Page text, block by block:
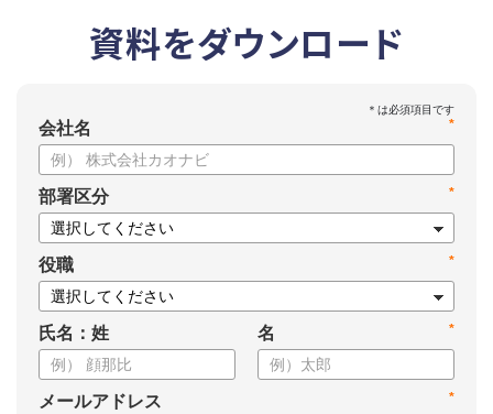
資料をダウンロード
*
会社名
*
部署区分
*
役職
氏名：姓 *
名
*
メールアドレス